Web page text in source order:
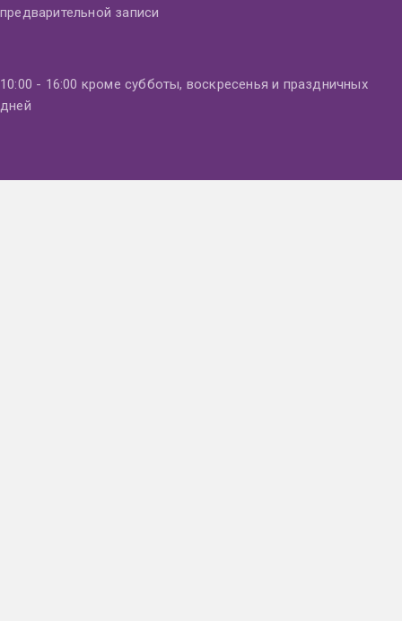
предварительной записи
10:00 - 16:00 кроме субботы, воскресенья и праздничных
дней